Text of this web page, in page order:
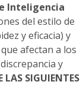
Inteligencia
del estilo de
y eficacia) y
afectan a los
y
LAS SIGUIENTES